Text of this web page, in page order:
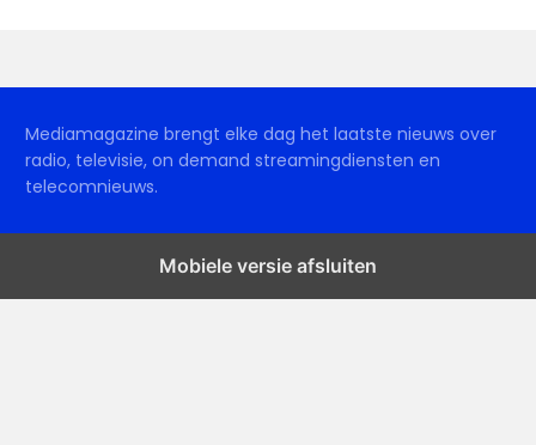
Mediamagazine brengt elke dag het laatste nieuws over
radio, televisie, on demand streamingdiensten en
telecomnieuws.
Mobiele versie afsluiten